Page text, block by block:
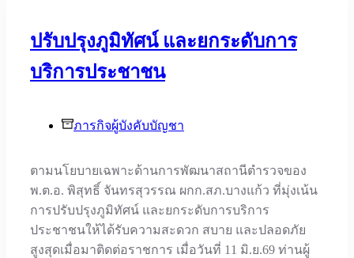
ปรับปรุงภูมิทัศน์ และยกระดับการ
บริการประชาชน
ภารกิจผู้บังคับบัญชา
ตามนโยบายเฉพาะด้านการพัฒนาสถานีตำรวจของ
พ.ต.อ. พิสุทธิ์ จันทรสุวรรณ ผกก.สภ.บางแก้ว ที่มุ่งเน้น
การปรับปรุงภูมิทัศน์ และยกระดับการบริการ
ประชาชนให้ได้รับความสะดวก สบาย และปลอดภัย
สูงสุดเมื่อมาติดต่อราชการ เมื่อวันที่ 11 มิ.ย.69 ท่านผู้